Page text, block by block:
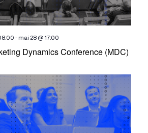
- mai 28 @ 17:00
Dynamics Conference (MDC)